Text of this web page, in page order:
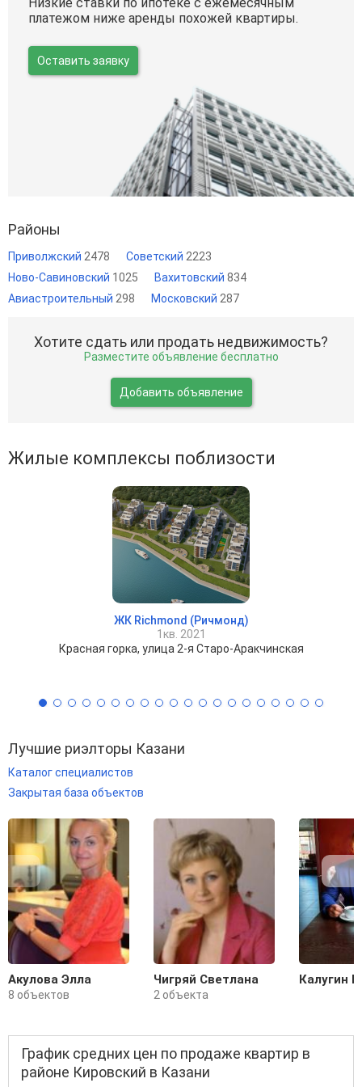
платежом ниже аренды похожей квартиры.
Оставить заявку
Районы
Приволжский 2478 Советский 2223
Ново-Савиновский 1025 Вахитовский 834
Авиастроительный 298 Московский 287
Хотите сдать или продать недвижимость?
Разместите объявление бесплатно
Добавить объявление
Жилые комплексы поблизости
ЖК Richmond (Ричмонд)
1кв. 2021
Красная горка, улица 2-я Старо-Аракчинская
Лучшие риэлторы Казани
Каталог специалистов
Закрытая база объектов
Акулова Элла
8 объектов
Чигряй Светлана
2 объекта
Калугин
График средних цен по продаже квартир в
районе Кировский в Казани